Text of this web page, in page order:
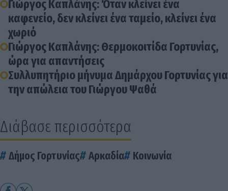
Γιώργος Καπλάνης: Όταν κλείνει ένα
καφενείο, δεν κλείνει ένα ταμείο, κλείνει ένα
χωριό
Γιώργος Καπλάνης: Θερμοκοιτίδα Γορτυνίας,
ώρα για απαντήσεις
Συλλυπητήριο μήνυμα Δημάρχου Γορτυνίας για
την απώλεια του Γιώργου Ψαθά
Διάβασε περισσότερα
Δήμος Γορτυνίας Αρκαδία Κοινωνία